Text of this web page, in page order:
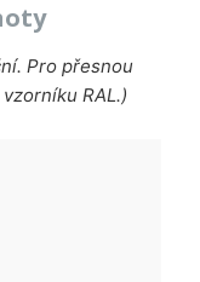
Pro přesnou
RAL.)